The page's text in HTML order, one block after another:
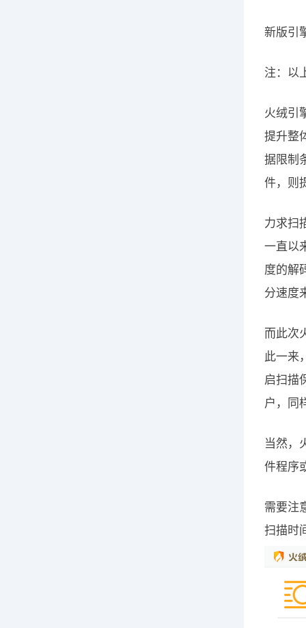
新版引
注：以
火绒引
提升整
据限制
件，则
力求扫
一直以
度的解
分速度
而此次
此一来
启扫描
户，同
当然，
件程序
需要注
扫描时